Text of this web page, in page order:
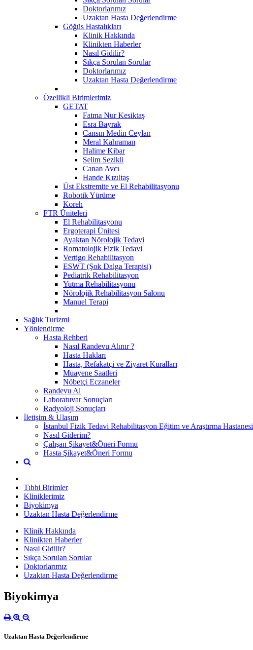
Doktorlarımız
Uzaktan Hasta Değerlendirme
Göğüs Hastalıkları
Klinik Hakkında
Klinikten Haberler
Nasıl Gidilir?
Sıkça Sorulan Sorular
Doktorlarımız
Uzaktan Hasta Değerlendirme
Özellikli Birimlerimiz
GETAT
Fatma Nur Kesiktaş
Esra Bayrak
Cansın Medin Ceylan
Meral Kahraman
Halime Kibar
Selim Sezikli
Canan Avcı
Hande Kızıltaş
Üst Ekstremite ve El Rehabilitasyonu
Robotik Yürüme
Koreh
FTR Üniteleri
El Rehabilitasyonu
Ergoterapi Ünitesi
Ayaktan Nörolojik Tedavi
Romatolojik Fizik Tedavi
Vertigo Rehabilitasyon
ESWT (Şok Dalga Terapisi)
Pediatrik Rehabilitasyon
Yutma Rehabilitasyonu
Nörolojik Rehabilitasyon Salonu
Manuel Terapi
Sağlık Turizmi
Yönlendirme
Hasta Rehberi
Nasıl Randevu Alınır ?
Hasta Hakları
Hasta, Refakatçi ve Ziyaret Kuralları
Muayene Saatleri
Nöbetçi Eczaneler
Randevu Al
Laboratuvar Sonuçları
Radyoloji Sonuçları
İletişim & Ulaşım
İstanbul Fizik Tedavi Rehabilitasyon Eğitim ve Araştırma Hastanesi
Nasıl Giderim?
Çalışan Şikayet&Öneri Formu
Hasta Şikayet&Öneri Formu
Tıbbi Birimler
Kliniklerimiz
Biyokimya
Uzaktan Hasta Değerlendirme
Klinik Hakkında
Klinikten Haberler
Nasıl Gidilir?
Sıkça Sorulan Sorular
Doktorlarımız
Uzaktan Hasta Değerlendirme
Biyokimya
Uzaktan Hasta Değerlendirme